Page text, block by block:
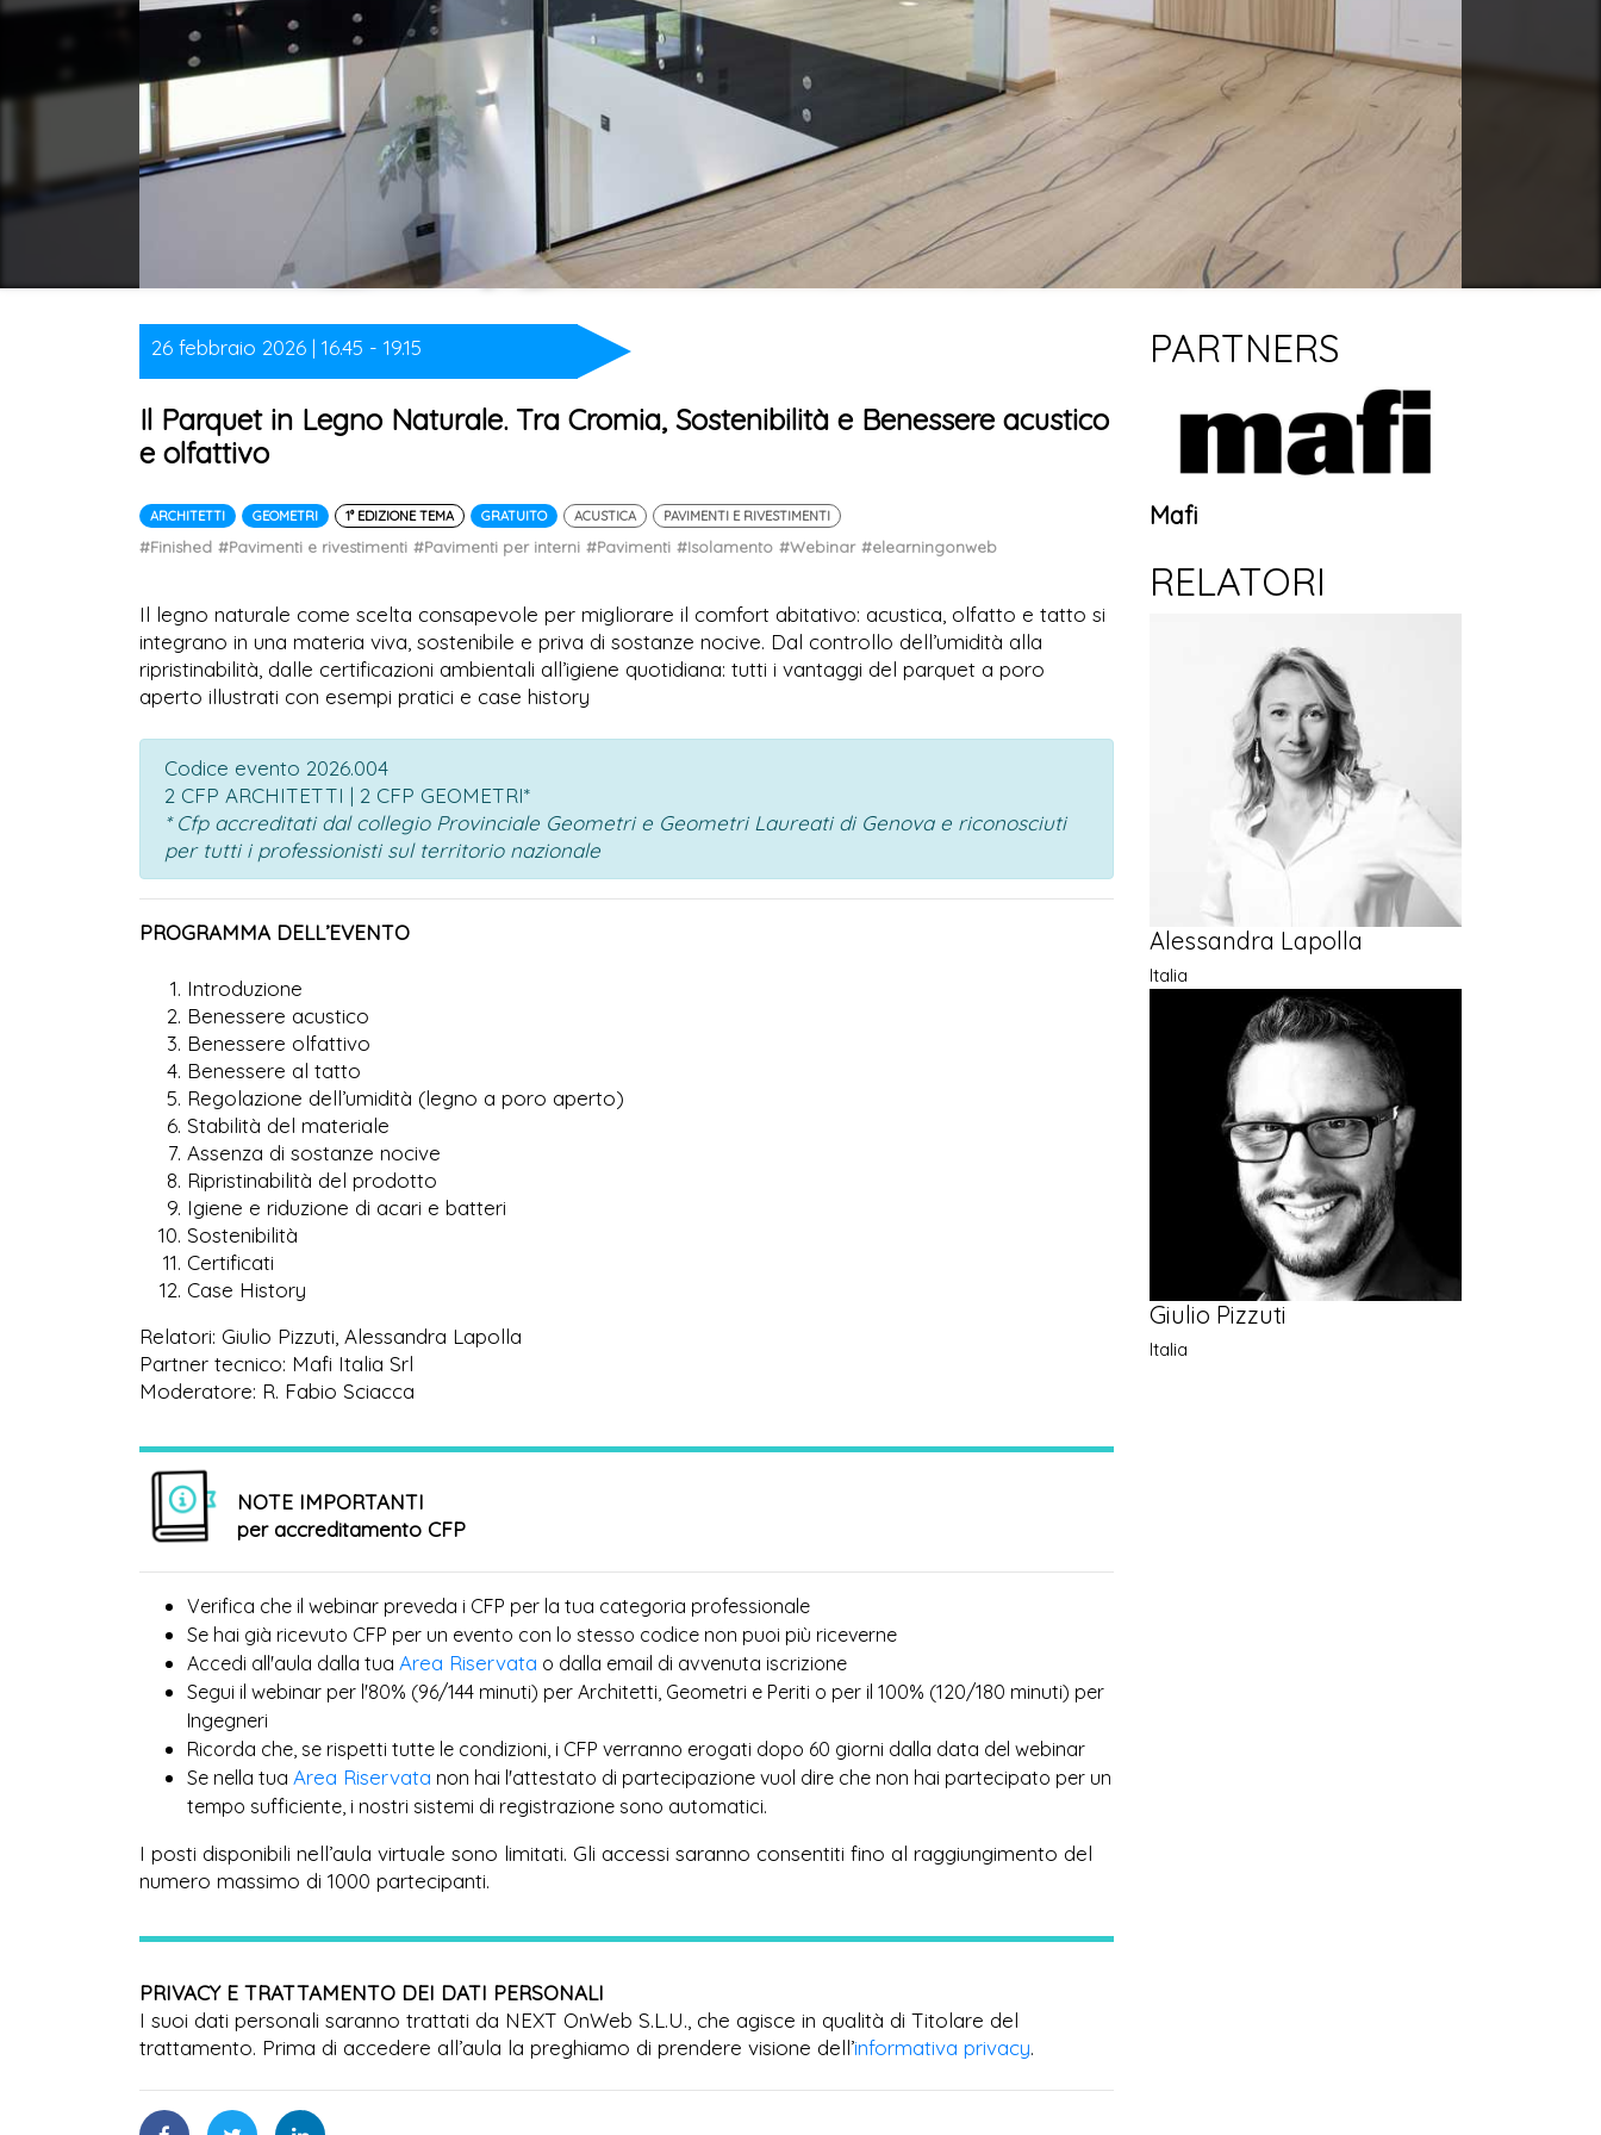
26 febbraio 2026 | 16.45 - 19.15
Il Parquet in Legno Naturale. Tra Cromia, Sostenibilità e Benessere acustico
e olfattivo
ARCHITETTI GEOMETRI 1° EDIZIONE TEMA GRATUITO ACUSTICA PAVIMENTI E RIVESTIMENTI
#Finished #Pavimenti e rivestimenti #Pavimenti per interni #Pavimenti #Isolamento #Webinar #elearningonweb
Il legno naturale come scelta consapevole per migliorare il comfort abitativo: acustica, olfatto e tatto si
integrano in una materia viva, sostenibile e priva di sostanze nocive. Dal controllo dell’umidità alla
ripristinabilità, dalle certificazioni ambientali all’igiene quotidiana: tutti i vantaggi del parquet a poro
aperto illustrati con esempi pratici e case history
Codice evento 2026.004
2 CFP ARCHITETTI | 2 CFP GEOMETRI*
* Cfp accreditati dal collegio Provinciale Geometri e Geometri Laureati di Genova e riconosciuti
per tutti i professionisti sul territorio nazionale
PROGRAMMA DELL’EVENTO
Introduzione
Benessere acustico
Benessere olfattivo
Benessere al tatto
Regolazione dell’umidità (legno a poro aperto)
Stabilità del materiale
Assenza di sostanze nocive
Ripristinabilità del prodotto
Igiene e riduzione di acari e batteri
Sostenibilità
Certificati
Case History
Relatori: Giulio Pizzuti, Alessandra Lapolla
Partner tecnico: Mafi Italia Srl
Moderatore: R. Fabio Sciacca
NOTE IMPORTANTI
per accreditamento CFP
Verifica che il webinar preveda i CFP per la tua categoria professionale
Se hai già ricevuto CFP per un evento con lo stesso codice non puoi più riceverne
Accedi all'aula dalla tua Area Riservata o dalla email di avvenuta iscrizione
Segui il webinar per l'80% (96/144 minuti) per Architetti, Geometri e Periti o per il 100% (120/180 minuti) per
Ingegneri
Ricorda che, se rispetti tutte le condizioni, i CFP verranno erogati dopo 60 giorni dalla data del webinar
Se nella tua Area Riservata non hai l'attestato di partecipazione vuol dire che non hai partecipato per un
tempo sufficiente, i nostri sistemi di registrazione sono automatici.
I posti disponibili nell’aula virtuale sono limitati. Gli accessi saranno consentiti fino al raggiungimento del
numero massimo di 1000 partecipanti.
PRIVACY E TRATTAMENTO DEI DATI PERSONALI
I suoi dati personali saranno trattati da NEXT OnWeb S.L.U., che agisce in qualità di Titolare del
trattamento. Prima di accedere all’aula la preghiamo di prendere visione dell’informativa privacy.
PARTNERS
Mafi
RELATORI
Alessandra Lapolla
Italia
Giulio Pizzuti
Italia